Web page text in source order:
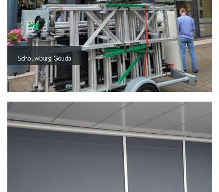
Schouwburg Gouda